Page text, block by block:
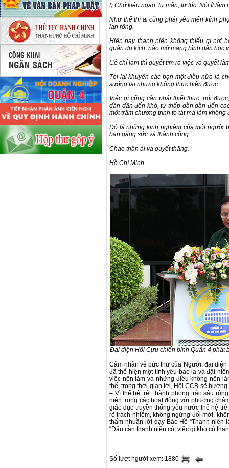
f) Chớ kiêu ngạo, tự mãn, tự túc. Nói ít làm
Như thế thì ai cũng phải yêu mến kính
lan rộng.
Hiện nay thanh niên không thiếu gì nơi
quân du kích, nào mở mang bình dân học
Có chí làm thì quyết tìm ra việc và quyết
Tôi lại khuyên các bạn một điều nữa là
sướng tai nhưng không thực hiện được.
Việc gì cũng cần phải thiết thực, nói
dần dần đến khó, từ thấp dần dần đến
một trǎm chương trình to tát mà làm không
Đó là những kinh nghiệm của một người
bạn gắng sức và thành công.
Chào thân ái và quyết thắng.
Hồ Chí Minh
Đại diện Hội Cựu chiến binh Quận 4 phát
Cảm nhận về bức thư của Người, đại
đã thể hiện một tình yêu bao la và đặt
việc nên làm và những điều không nên
thế, trong thời gian tới, Hội CCB sẽ
– Vì thế hệ trẻ” thành phong trào sâu
niên trong các hoạt động với phương
giáo dục truyền thống yêu nước thế hệ
rõ trách nhiệm, không ngừng đổi mới,
thấm nhuần lời dạy Bác Hồ “Thanh
“Đâu cần thanh niên có, việc gì khó có
Số lượt người xem: 1880